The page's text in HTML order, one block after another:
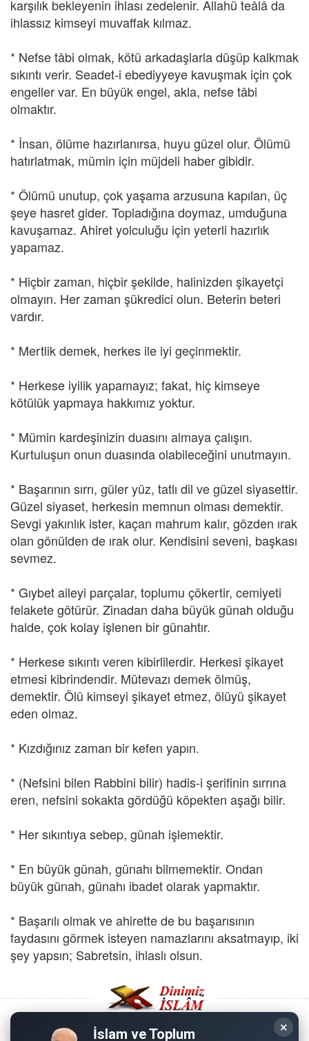
karşılık bekleyenin ihlası zedelenir. Allahü teâlâ da
ihlassız kimseyi muvaffak kılmaz.
* Nefse tâbi olmak, kötü arkadaşlarla düşüp kalkmak
sıkıntı verir. Seadet-i ebediyyeye kavuşmak için çok
engeller var. En büyük engel, akla, nefse tâbi
olmaktır.
* İnsan, ölüme hazırlanırsa, huyu güzel olur. Ölümü
hatırlatmak, mümin için müjdeli haber gibidir.
* Ölümü unutup, çok yaşama arzusuna kapılan, üç
şeye hasret gider. Topladığına doymaz, umduğuna
kavuşamaz. Ahiret yolculuğu için yeterli hazırlık
yapamaz.
* Hiçbir zaman, hiçbir şekilde, halinizden şikayetçi
olmayın. Her zaman şükredici olun. Beterin beteri
vardır.
* Mertlik demek, herkes ile iyi geçinmektir.
* Herkese iyilik yapamayız; fakat, hiç kimseye
kötülük yapmaya hakkımız yoktur.
* Mümin kardeşinizin duasını almaya çalışın.
Kurtuluşun onun duasında olabileceğini unutmayın.
* Başarının sırrı, güler yüz, tatlı dil ve güzel siyasettir.
Güzel siyaset, herkesin memnun olması demektir.
Sevgi yakınlık ister, kaçan mahrum kalır, gözden ırak
olan gönülden de ırak olur. Kendisini seveni, başkası
sevmez.
* Gıybet aileyi parçalar, toplumu çökertir, cemiyeti
felakete götürür. Zinadan daha büyük günah olduğu
halde, çok kolay işlenen bir günahtır.
* Herkese sıkıntı veren kibirlilerdir. Herkesi şikayet
etmesi kibrindendir. Mütevazı demek ölmüş,
demektir. Ölü kimseyi şikayet etmez, ölüyü şikayet
eden olmaz.
* Kızdığınız zaman bir kefen yapın.
* (Nefsini bilen Rabbini bilir) hadis-i şerifinin sırrına
eren, nefsini sokakta gördüğü köpekten aşağı bilir.
* Her sıkıntıya sebep, günah işlemektir.
* En büyük günah, günahı bilmemektir. Ondan
büyük günah, günahı ibadet olarak yapmaktır.
* Başarılı olmak ve ahirette de bu başarısının
faydasını görmek isteyen namazlarını aksatmayıp, iki
şey yapsın; Sabretsin, ihlaslı olsun.
×
İslam ve Toplum